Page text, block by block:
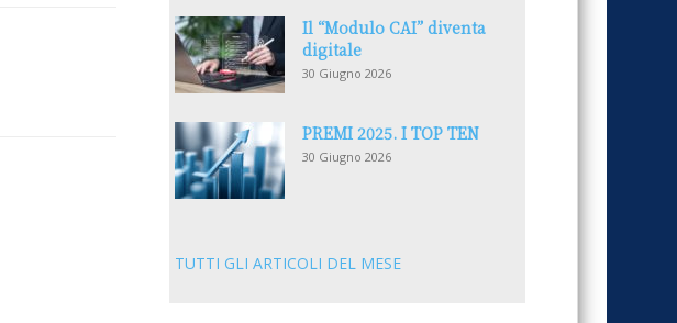
Il “Modulo CAI” diventa
digitale
30 Giugno 2026
PREMI 2025. I TOP TEN
30 Giugno 2026
TUTTI GLI ARTICOLI DEL MESE